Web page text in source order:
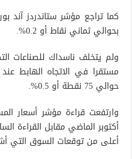
بحوالي ثماني نقاط أو 0.2%.
ولم يتخلف ناسداك للصناعات
حوالي 75 نقطة أو 0.5%.
أعلى من توقعات السوق التي